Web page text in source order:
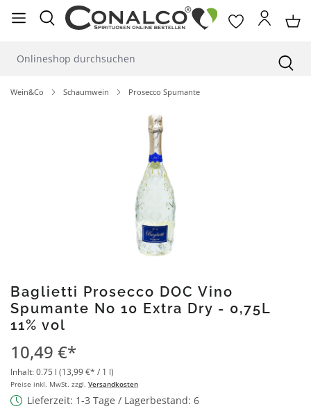
springen
Wein&Co Schaumwein Prosecco Spumante
Baglietti Prosecco DOC Vino
Spumante No 10 Extra Dry - 0,75L
11% vol
10,49 €*
Inhalt:0.75 l (13,99 €* / 1 l)
Preise inkl. MwSt. zzgl. Versandkosten
Lieferzeit: 1-3 Tage / Lagerbestand: 6